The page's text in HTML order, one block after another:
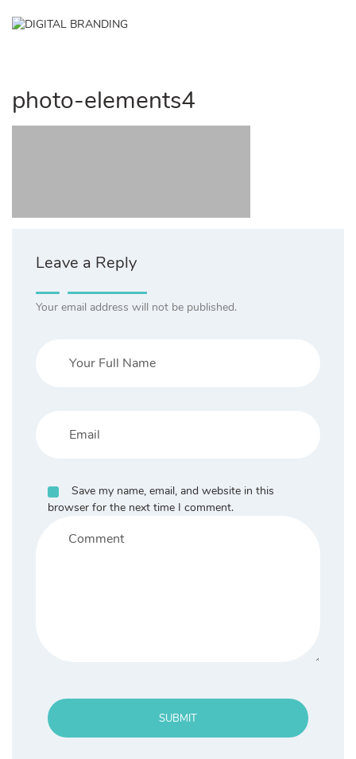
photo-elements4
Leave a Reply
Your email address will not be published.
Save my name, email, and website in this
browser for the next time I comment.
SUBMIT